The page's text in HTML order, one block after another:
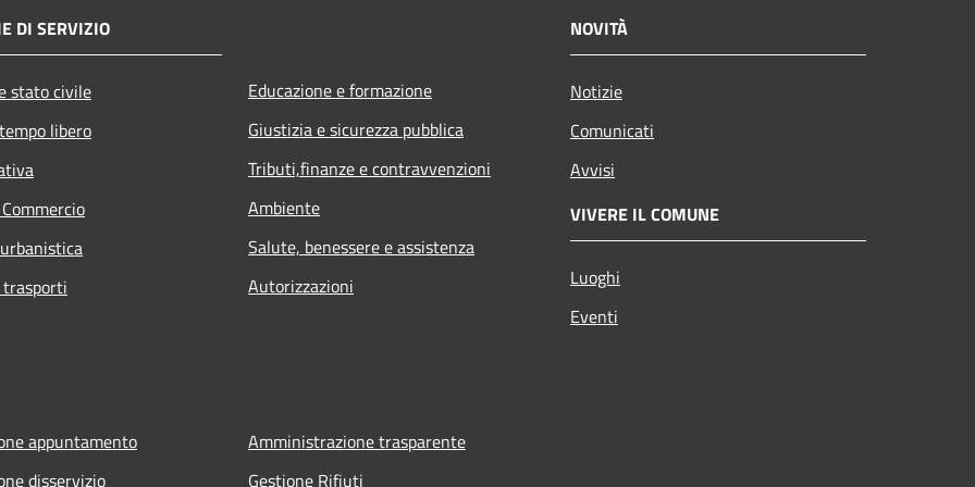
DI SERVIZIO
stato civile
libero
Educazione e formazione
Giustizia e sicurezza pubblica
Tributi,finanze e contravvenzioni
Ambiente
Salute, benessere e assistenza
Autorizzazioni
NOVITÀ
Notizie
Comunicati
Avvisi
VIVERE IL COMUNE
Luoghi
Eventi
appuntamento
disservizio
Amministrazione trasparente
Gestione Rifiuti